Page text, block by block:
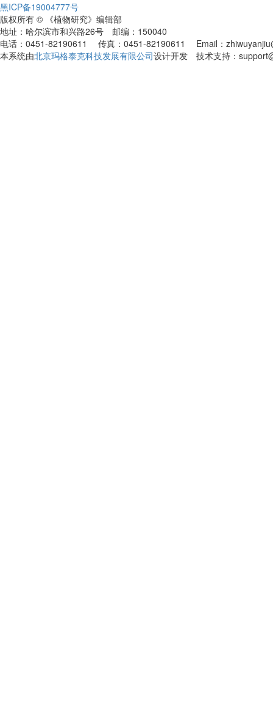
黑ICP备19004777号
版权所有 © 《植物研究》编辑部
地址：哈尔滨市和兴路26号 邮编：150040
电话：0451-82190611 传真：0451-82190611 Email：
本系统由北京玛格泰克科技发展有限公司设计开发 技术支持：